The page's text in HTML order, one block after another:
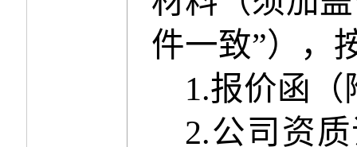
件一致”），
1.报价函（
2.公司资